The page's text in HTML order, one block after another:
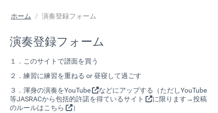
ホーム / 演奏登録フォーム
演奏登録フォーム
１．このサイトで譜面を買う
２．練習に練習を重ねる or 昼寝して過ごす
３．渾身の演奏をYouTube
などにアップする（ただしYouTube
等JASRACから包括的許諾を得ているサイト に限ります→投稿
のルールはこちら
）